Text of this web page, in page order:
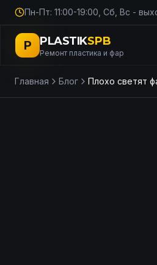
Пн-Пт: 11:00-19:00, Сб, Вс -
P PLASTIKSPB
Ремонт пластика и фар
Главная Блог